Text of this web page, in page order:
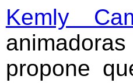
Kemly
propone